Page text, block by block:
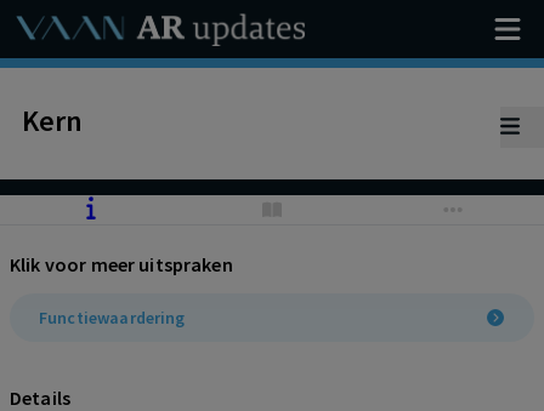
Kern
Klik voor meer uitspraken
Functiewaardering
Details